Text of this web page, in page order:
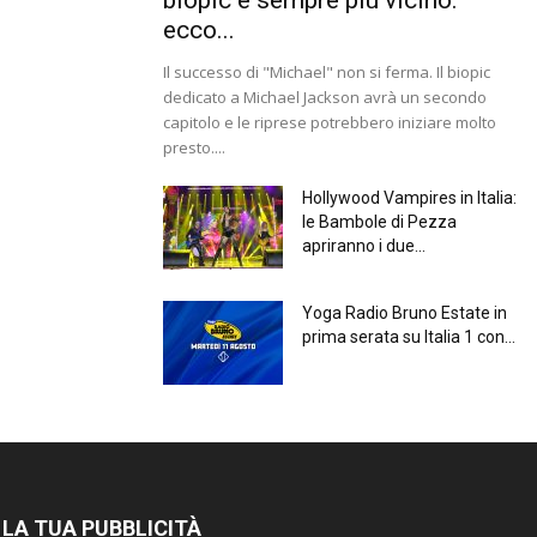
ecco...
Il successo di "Michael" non si ferma. Il biopic
dedicato a Michael Jackson avrà un secondo
capitolo e le riprese potrebbero iniziare molto
presto....
Hollywood Vampires in Italia:
le Bambole di Pezza
apriranno i due...
Yoga Radio Bruno Estate in
prima serata su Italia 1 con...
LA TUA PUBBLICITÀ